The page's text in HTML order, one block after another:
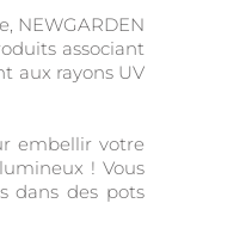
NEWGARDEN
associant
aux rayons UV
embellir votre
! Vous
dans des pots